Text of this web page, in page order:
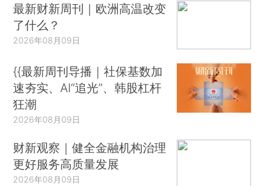
最新财新周刊｜欧洲高温改变
了什么？
2026年08月09日
{{最新周刊导播｜社保基数加
速夯实、AI“追光”、韩股杠杆
狂潮
2026年08月09日
财新观察｜健全金融机构治理
更好服务高质量发展
2026年08月09日